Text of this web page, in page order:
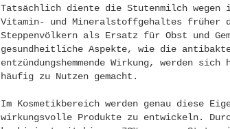
Tatsächlich diente die Stutenmilch wegen
Vitamin- und Mineralstoffgehaltes früher
Steppenvölkern als Ersatz für Obst und
gesundheitliche Aspekte, wie die
entzündungshemmende Wirkung, werden sich
häufig zu Nutzen gemacht.
Im Kosmetikbereich werden genau diese
wirkungsvolle Produkte zu entwickeln.